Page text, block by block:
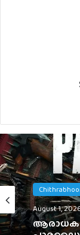
August 1,
Celebrity
July 31, 2026